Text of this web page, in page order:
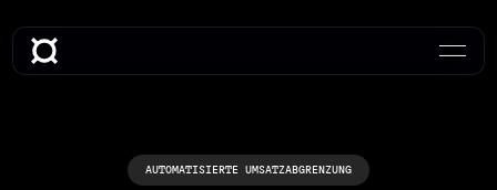
AUTOMATISIERTE UMSATZABGRENZUNG